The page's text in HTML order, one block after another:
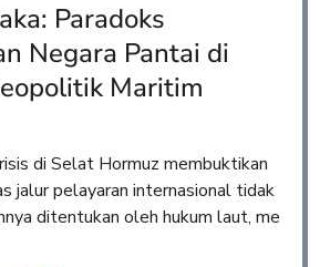
Paradoks
Negara Pantai di
Maritim
di Selat Hormuz membuktikan
jalur pelayaran internasional tidak
ditentukan oleh hukum laut, me